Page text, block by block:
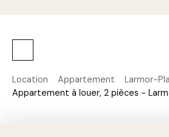
Location Appartement
Larmor-
Appartement à louer, 2 pièces -